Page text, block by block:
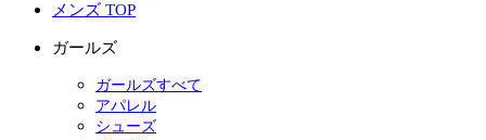
メンズ TOP
ガールズ
ガールズすべて
アパレル
シューズ